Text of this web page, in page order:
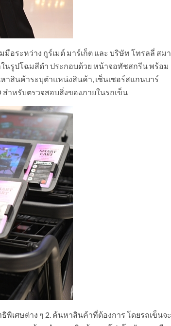
มือระหว่าง กูร์เมต์ มาร์เก็ต และ บริษัท โทรลลี่ สมา
นรูปโฉมสีดำ ประกอบด้วย หน้าจอทัชสกรีน พร้อม
าสินค้าระบุตำแหน่งสินค้า, เซ็นเซอร์สแกนบาร์
ำหรับตรวจสอบสิ่งของภายในรถเข็น
พิเศษต่าง ๆ 2. ค้นหาสินค้าที่ต้องการ โดยรถเข็นจะ